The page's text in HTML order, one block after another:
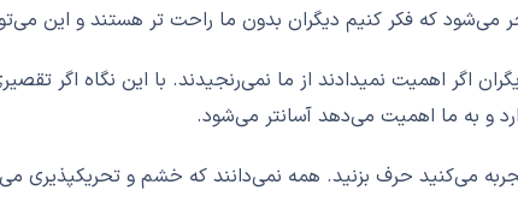
می‌شود که فکر کنیم دیگران بدون ما راحت تر هستند و این
اگر اهمیت نمیدادند از ما نمي‌رنجيدند. با این نگاه اگر
و به ما اهمیت می‌دهد آسانتر می‌شود.
می‌کنید حرف بزنید. همه نمی‌دانند که خشم و تحریکپذیری